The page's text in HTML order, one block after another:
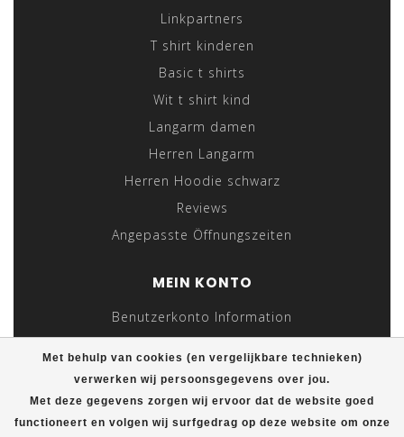
Met behulp van cookies (en vergelijkbare technieken)
verwerken wij persoonsgegevens over jou.
Met deze gegevens zorgen wij ervoor dat de website goed
functioneert en volgen wij surfgedrag op deze website om onze
Linkpartners
T shirt kinderen
Basic t shirts
Wit t shirt kind
Langarm damen
Herren Langarm
Herren Hoodie schwarz
Reviews
Angepasste Öffnungszeiten
MEIN KONTO
Benutzerkonto Information
Meine Bestellungen
Meine Nachrichten (Tickets)
Mein Wunschzettel
Vergleichen